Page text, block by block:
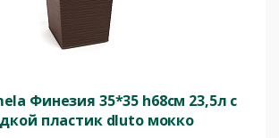
Финезия 35*35 h68см 23,5л с
пластик dluto мокко